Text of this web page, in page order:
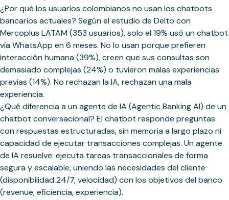
¿Por qué los usuarios colombianos no usan los chatbots
bancarios actuales? Según el estudio de Delto con
Mercoplus LATAM (353 usuarios), solo el 19% usó un chatbot
vía WhatsApp en 6 meses. No lo usan porque prefieren
interacción humana (39%), creen que sus consultas son
demasiado complejas (24%) o tuvieron malas experiencias
previas (14%). No rechazan la IA, rechazan una mala
experiencia.
¿Qué diferencia a un agente de IA (Agentic Banking AI) de un
chatbot conversacional? El chatbot responde preguntas
con respuestas estructuradas, sin memoria a largo plazo ni
capacidad de ejecutar transacciones complejas. Un agente
de IA resuelve: ejecuta tareas transaccionales de forma
segura y escalable, uniendo las necesidades del cliente
(disponibilidad 24/7, velocidad) con los objetivos del banco
(revenue, eficiencia, experiencia).